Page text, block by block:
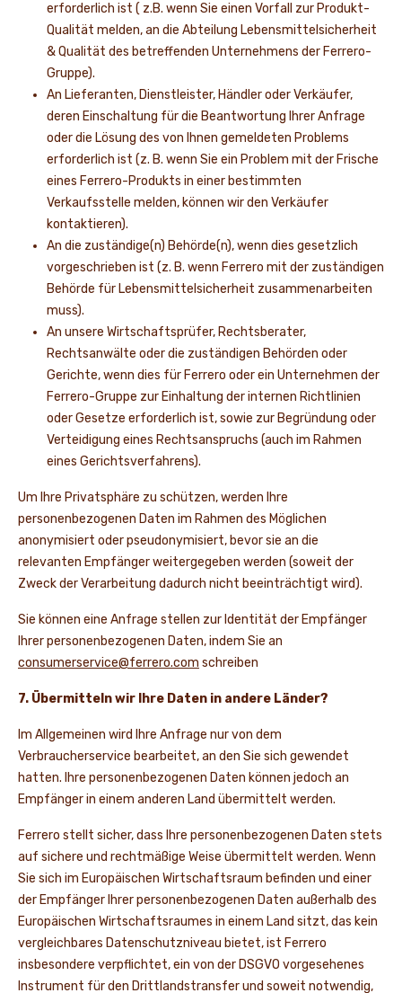
erforderlich ist ( z.B. wenn Sie einen Vorfall zur Produkt-
Qualität melden, an die Abteilung Lebensmittelsicherheit
& Qualität des betreffenden Unternehmens der Ferrero-
Gruppe).
An Lieferanten, Dienstleister, Händler oder Verkäufer,
deren Einschaltung für die Beantwortung Ihrer Anfrage
oder die Lösung des von Ihnen gemeldeten Problems
erforderlich ist (z. B. wenn Sie ein Problem mit der Frische
eines Ferrero-Produkts in einer bestimmten
Verkaufsstelle melden, können wir den Verkäufer
kontaktieren).
An die zuständige(n) Behörde(n), wenn dies gesetzlich
vorgeschrieben ist (z. B. wenn Ferrero mit der zuständigen
Behörde für Lebensmittelsicherheit zusammenarbeiten
muss).
An unsere Wirtschaftsprüfer, Rechtsberater,
Rechtsanwälte oder die zuständigen Behörden oder
Gerichte, wenn dies für Ferrero oder ein Unternehmen der
Ferrero-Gruppe zur Einhaltung der internen Richtlinien
oder Gesetze erforderlich ist, sowie zur Begründung oder
Verteidigung eines Rechtsanspruchs (auch im Rahmen
eines Gerichtsverfahrens).
Um Ihre Privatsphäre zu schützen, werden Ihre
personenbezogenen Daten im Rahmen des Möglichen
anonymisiert oder pseudonymisiert, bevor sie an die
relevanten Empfänger weitergegeben werden (soweit der
Zweck der Verarbeitung dadurch nicht beeinträchtigt wird).
Sie können eine Anfrage stellen zur Identität der Empfänger
Ihrer personenbezogenen Daten, indem Sie an
consumerservice@ferrero.com schreiben
7. Übermitteln wir Ihre Daten in andere Länder?
Im Allgemeinen wird Ihre Anfrage nur von dem
Verbraucherservice bearbeitet, an den Sie sich gewendet
hatten. Ihre personenbezogenen Daten können jedoch an
Empfänger in einem anderen Land übermittelt werden.
Ferrero stellt sicher, dass Ihre personenbezogenen Daten stets
auf sichere und rechtmäßige Weise übermittelt werden. Wenn
Sie sich im Europäischen Wirtschaftsraum befinden und einer
der Empfänger Ihrer personenbezogenen Daten außerhalb des
Europäischen Wirtschaftsraumes in einem Land sitzt, das kein
vergleichbares Datenschutzniveau bietet, ist Ferrero
insbesondere verpflichtet, ein von der DSGVO vorgesehenes
Instrument für den Drittlandstransfer und soweit notwendig,